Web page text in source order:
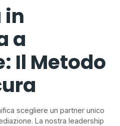
in
a
Il Metodo
scegliere un partner unico
La nostra leadership